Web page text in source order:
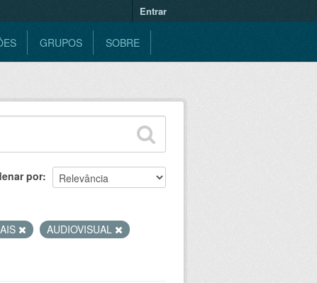
Entrar
GRUPOS SOBRE
por
AUDIOVISUAL